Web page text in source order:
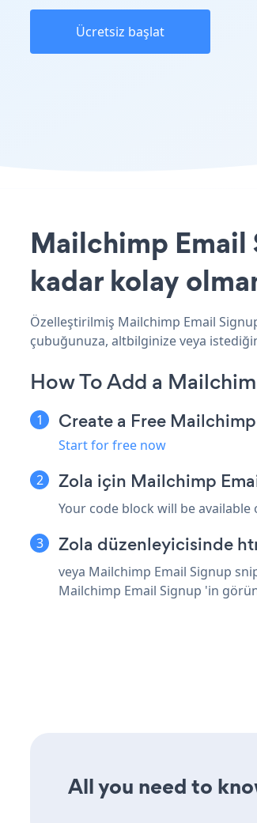
Ücretsiz başlat
Mailchimp Email
kadar kolay
Özelleştirilmiş Mailchimp Email
çubuğunuza, altbilginize veya
How To Add a
Create a Free
Start for free now
Zola için Mailchimp
Your code block will be
Zola düzenleyicisinde
veya Mailchimp Email Signup
Mailchimp Email Signup 'in
All you need to